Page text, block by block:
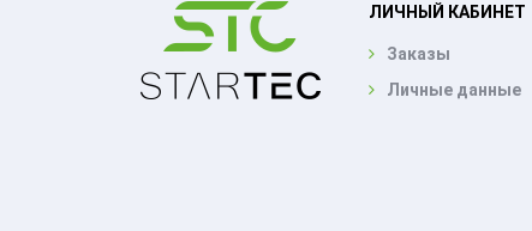
ЛИЧНЫЙ КАБИНЕТ
Заказы
Личные данные